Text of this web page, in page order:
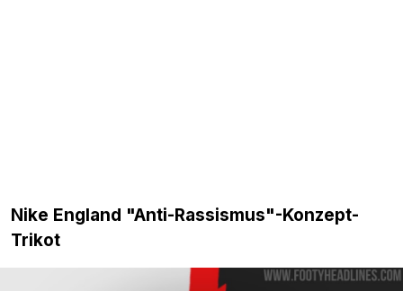
Nike England "Anti-Rassismus"-Konzept-
Trikot